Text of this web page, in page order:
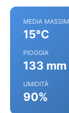
MEDIA
15°C
PIOGGIA
133 mm
UMIDITÀ
90%